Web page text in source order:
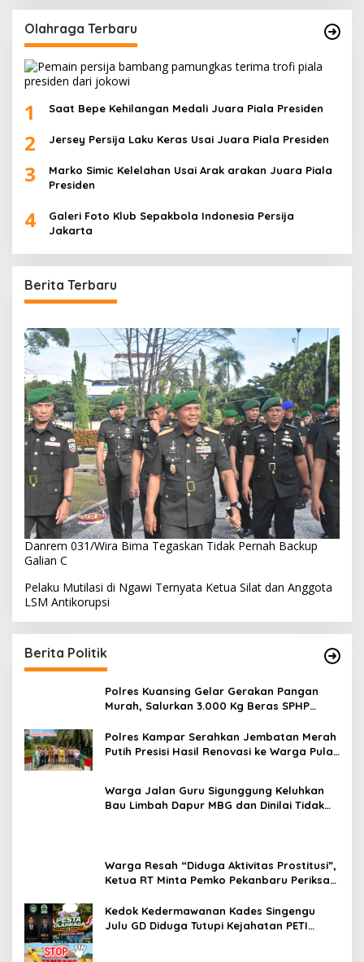
Olahraga Terbaru
1 Saat Bepe Kehilangan Medali Juara Piala Presiden
2 Jersey Persija Laku Keras Usai Juara Piala Presiden
3
Marko Simic Kelelahan Usai Arak arakan Juara Piala
Presiden
4
Galeri Foto Klub Sepakbola Indonesia Persija
Jakarta
Berita Terbaru
Danrem 031/Wira Bima Tegaskan Tidak Pernah Backup
Galian C
Pelaku Mutilasi di Ngawi Ternyata Ketua Silat dan Anggota
LSM Antikorupsi
Berita Politik
Polres Kuansing Gelar Gerakan Pangan
Murah, Salurkan 3.000 Kg Beras SPHP
Polres Kampar Serahkan Jembatan Merah
Putih Presisi Hasil Renovasi ke Warga Pulau
Warga Jalan Guru Sigunggung Keluhkan
Bau Limbah Dapur MBG dan Dinilai Tidak
Warga Resah “Diduga Aktivitas Prostitusi”,
Ketua RT Minta Pemko Pekanbaru Periksa
Jalan Tanjung Datuk
Kedok Kedermawanan Kades Singengu
Julu GD Diduga Tutupi Kejahatan PETI